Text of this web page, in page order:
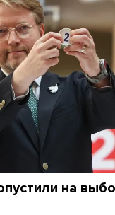
на